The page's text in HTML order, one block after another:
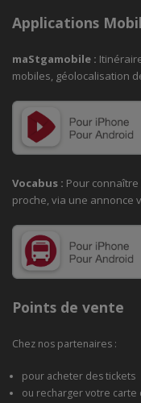
Applications
maStgamobile :
mobiles, géolocalisation
Vocabus : Pour
proche, via une annonce
Points de vente
Chez nos partenaires :
pour acheter des tickets
ou recharger votre carte